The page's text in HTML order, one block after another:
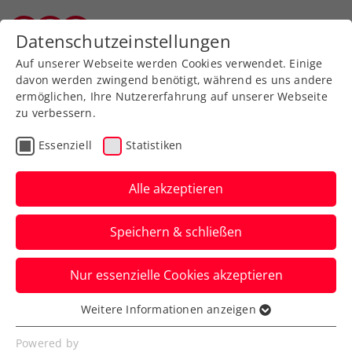
Zurück zur Newsübersicht
Turniere
Weltstar Kerber kehrt als
Mutter zum Upper Austria
Ladies Linz zurück
Die dreifache Grand-Slam-Siegerin und
Gewinnerin des WTA-Turniers in Linz
2013 erhält eine Wildcard.
Verfasst von: Presseaussendung / Redaktion, 24.01.2024
Datenschutzeinstellungen
Auf unserer Webseite werden Cookies verwendet. Einige
davon werden zwingend benötigt, während es uns andere
ermöglichen, Ihre Nutzererfahrung auf unserer Webseite
zu verbessern.
Essenziell Statistiken
Alle akzeptieren
Speichern & schließen
Nur essenzielle Cookies akzeptieren
Essenziell
Essenzielle Cookies werden für grundlegende
Weitere Informationen anzeigen
Powered by